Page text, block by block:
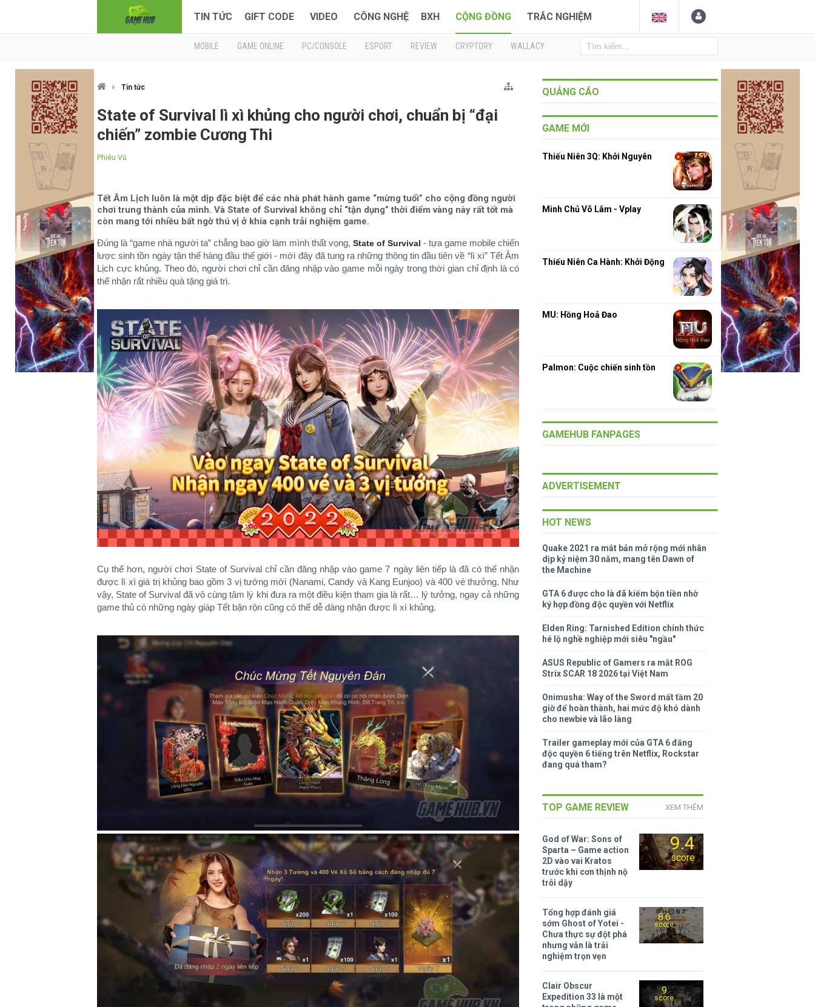
TIN TỨC GIFT CODE VIDEO CÔNG NGHỆ BXH CỘNG ĐỒNG TRẮC NGHIỆM
MOBILE GAME ONLINE PC/CONSOLE ESPORT REVIEW CRYPTORY WALLACY
Tin tức
State of Survival lì xì khủng cho người chơi, chuẩn bị “đại
chiến” zombie Cương Thi
Phiêu Vũ
Tết Âm Lịch luôn là một dịp đặc biệt để các nhà phát hành game “mừng tuổi” cho cộng đồng người
chơi trung thành của mình. Và State of Survival không chỉ “tận dụng” thời điểm vàng này rất tốt mà
còn mang tới nhiều bất ngờ thú vị ở khía cạnh trải nghiệm game.
Đúng là “game nhà người ta” chẳng bao giờ làm mình thất vọng,State of Survival - tựa game mobile chiến
lược sinh tồn ngày tận thế hàng đầu thế giới - mới đây đã tung ra những thông tin đầu tiên về “lì xì” Tết Âm
Lịch cực khủng. Theo đó, người chơi chỉ cần đăng nhập vào game mỗi ngày trong thời gian chỉ định là có
thể nhận rất nhiều quà tặng giá trị.
Cụ thể hơn, người chơi State of Survival chỉ cần đăng nhập vào game 7 ngày liên tiếp là đã có thể nhận
được lì xì giá trị khủng bao gồm 3 vị tướng mới (Nanami, Candy và Kang Eunjoo) và 400 vé thưởng. Như
vậy, State of Survival đã vô cùng tâm lý khi đưa ra một điều kiện tham gia là rất… lý tưởng, ngay cả những
game thủ có những ngày giáp Tết bận rộn cũng có thể dễ dàng nhận được lì xì khủng.
QUẢNG CÁO
GAME MỚI
Thiếu Niên 3Q: Khởi Nguyên
Minh Chủ Võ Lâm - Vplay
Thiếu Niên Ca Hành: Khởi Động
MU: Hồng Hoả Đao
Palmon: Cuộc chiến sinh tồn
GAMEHUB FANPAGES
ADVERTISEMENT
HOT NEWS
Quake 2021 ra mắt bản mở rộng mới nhân
dịp kỷ niệm 30 năm, mang tên Dawn of
the Machine
GTA 6 được cho là đã kiếm bộn tiền nhờ
ký hợp đồng độc quyền với Netflix
Elden Ring: Tarnished Edition chính thức
hé lộ nghề nghiệp mới siêu "ngầu"
ASUS Republic of Gamers ra mắt ROG
Strix SCAR 18 2026 tại Việt Nam
Onimusha: Way of the Sword mất tầm 20
giờ để hoàn thành, hai mức độ khó dành
cho newbie và lão làng
Trailer gameplay mới của GTA 6 đăng
độc quyền 6 tiếng trên Netflix, Rockstar
đang quá tham?
TOP GAME REVIEW XEM THÊM
9.4
score
God of War: Sons of
Sparta – Game action
2D vào vai Kratos
trước khi cơn thịnh nộ
trỗi dậy
8.6
score
Tổng hợp đánh giá
sớm Ghost of Yotei -
Chưa thực sự đột phá
nhưng vẫn là trải
nghiệm trọn vẹn
9
score
Clair Obscur
Expedition 33 là một